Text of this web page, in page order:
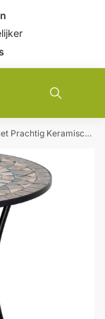
Ø60 cm Hoog 71 cm Voor Terras of Balkon | Aosom.nl